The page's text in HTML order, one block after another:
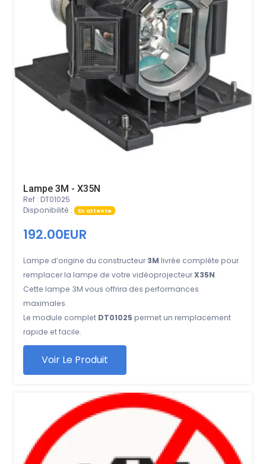
Lampe 3M - X35N
Ref : DT01025
Disponibilité :
En attente
192.00EUR
Lampe d’origine du constructeur 3M livrée complète pour
remplacer la lampe de votre vidéoprojecteurX35N.
Cette lampe 3M vous offrira des performances
maximales.
Le module complet DT01025 permet un remplacement
rapide et facile.
Voir Le Produit